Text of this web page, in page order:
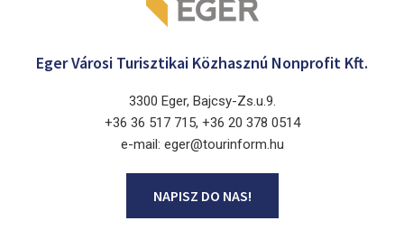
Eger Városi Turisztikai Közhasznú Nonprofit Kft.
3300 Eger, Bajcsy-Zs.u.9.
+36 36 517 715, +36 20 378 0514
e-mail: eger@tourinform.hu
NAPISZ DO NAS!